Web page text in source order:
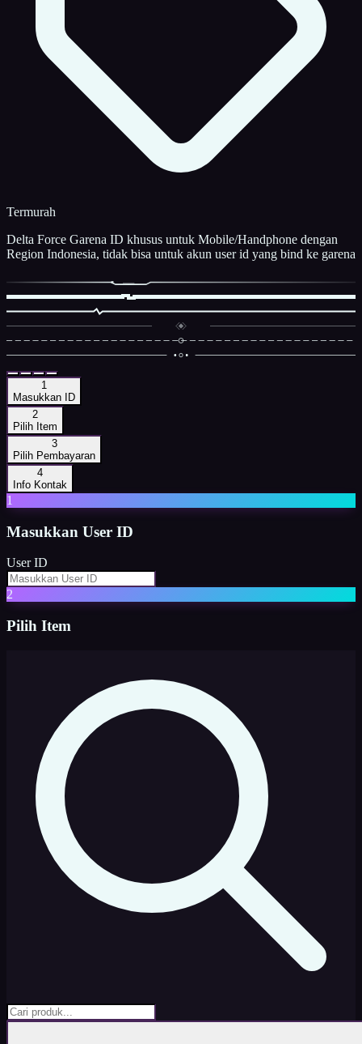
Termurah
Delta Force Garena ID khusus untuk Mobile/Handphone dengan
Region Indonesia, tidak bisa untuk akun user id yang bind ke garena
1
Masukkan ID
2
Pilih Item
3
Pilih Pembayaran
4
Info Kontak
1
Masukkan User ID
User ID
2
Pilih Item